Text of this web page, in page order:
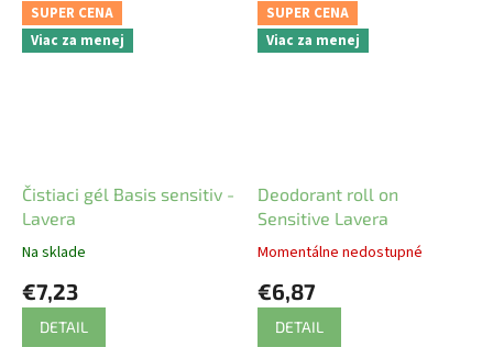
SUPER CENA
Viac za menej
Čistiaci gél Basis sensitiv -
Lavera
Na sklade
€7,23
DETAIL
SUPER CENA
Viac za menej
Deodorant roll on
Sensitive Lavera
Momentálne nedostupné
€6,87
DETAIL